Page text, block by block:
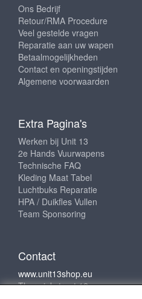
Ons Bedrijf
Retour/RMA Procedure
Veel gestelde vragen
Reparatie aan uw wapen
Betaalmogelijkheden
Contact en openingstijden
Algemene voorwaarden
Extra Pagina's
Werken bij Unit 13
2e Hands Vuurwapens
Technische FAQ
Kleding Maat Tabel
Luchtbuks Reparatie
HPA / Duikfles Vullen
Team Sponsoring
Contact
www.unit13shop.eu
Thermiekstraat 12